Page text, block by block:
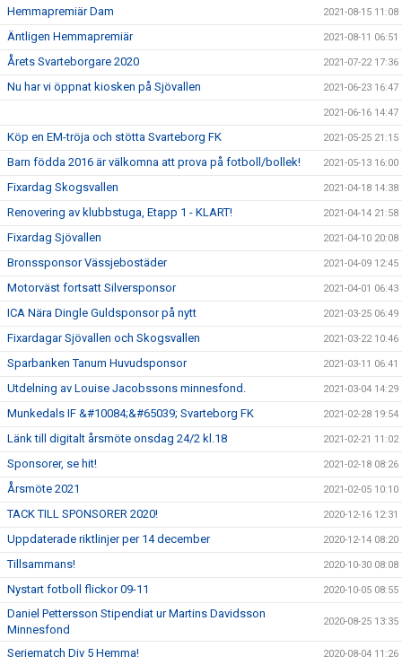
Hemmapremiär Dam 2021-08-15 11:08
Äntligen Hemmapremiär 2021-08-11 06:51
Årets Svarteborgare 2020 2021-07-22 17:36
Nu har vi öppnat kiosken på Sjövallen 2021-06-23 16:47
2021-06-16 14:47
Köp en EM-tröja och stötta Svarteborg FK 2021-05-25 21:15
Barn födda 2016 är välkomna att prova på fotboll/bollek! 2021-05-13 16:00
Fixardag Skogsvallen 2021-04-18 14:38
Renovering av klubbstuga, Etapp 1 - KLART! 2021-04-14 21:58
Fixardag Sjövallen 2021-04-10 20:08
Bronssponsor Vässjebostäder 2021-04-09 12:45
Motorväst fortsatt Silversponsor 2021-04-01 06:43
ICA Nära Dingle Guldsponsor på nytt 2021-03-25 06:49
Fixardagar Sjövallen och Skogsvallen 2021-03-22 10:46
Sparbanken Tanum Huvudsponsor 2021-03-11 06:41
Utdelning av Louise Jacobssons minnesfond. 2021-03-04 14:29
Munkedals IF &#10084;&#65039; Svarteborg FK 2021-02-28 19:54
Länk till digitalt årsmöte onsdag 24/2 kl.18 2021-02-21 11:02
Sponsorer, se hit! 2021-02-18 08:26
Årsmöte 2021 2021-02-05 10:10
TACK TILL SPONSORER 2020! 2020-12-16 12:31
Uppdaterade riktlinjer per 14 december 2020-12-14 08:20
Tillsammans! 2020-10-30 08:08
Nystart fotboll flickor 09-11 2020-10-05 08:55
Daniel Pettersson Stipendiat ur Martins Davidsson
Minnesfond
2020-08-25 13:35
Seriematch Div 5 Hemma! 2020-08-04 11:26